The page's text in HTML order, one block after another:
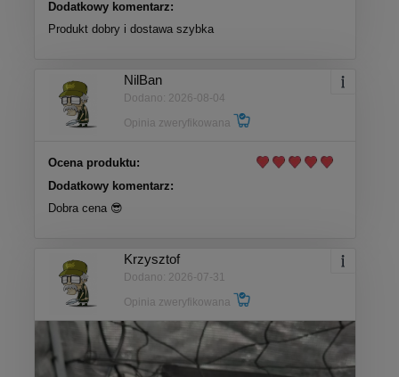
Dodatkowy komentarz:
Produkt dobry i dostawa szybka
NilBan
Dodano: 2026-08-04
Opinia zweryfikowana
Ocena produktu:
Dodatkowy komentarz:
Dobra cena 😎
Krzysztof
Dodano: 2026-07-31
Opinia zweryfikowana